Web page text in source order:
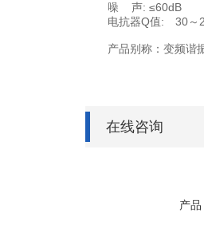
噪 声: ≤60dB
电抗器Q值: 30～
产品别称：变频谐振
在线咨询
产品